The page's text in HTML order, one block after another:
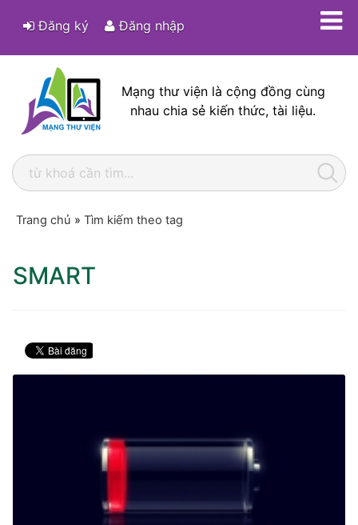
Đăng ký Đăng nhập
Mạng thư viện là cộng đồng cùng
nhau chia sẻ kiến thức, tài liệu.
Trang chủ » Tìm kiếm theo tag
SMART